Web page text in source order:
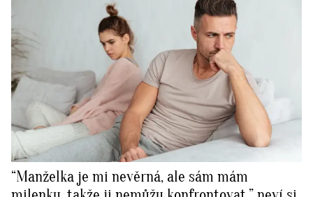
“Manželka je mi nevěrná, ale sám mám